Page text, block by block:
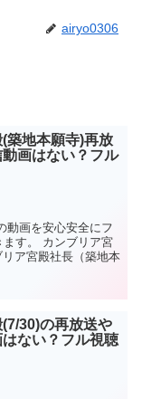
airyo0306
築地本願寺)再放
画はない？フル
動画を安心安全にフ
す。 カンブリア宮
ア宮殿社長（築地本
30)の再放送や
ない？フル視聴